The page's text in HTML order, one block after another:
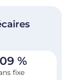
%
fixe